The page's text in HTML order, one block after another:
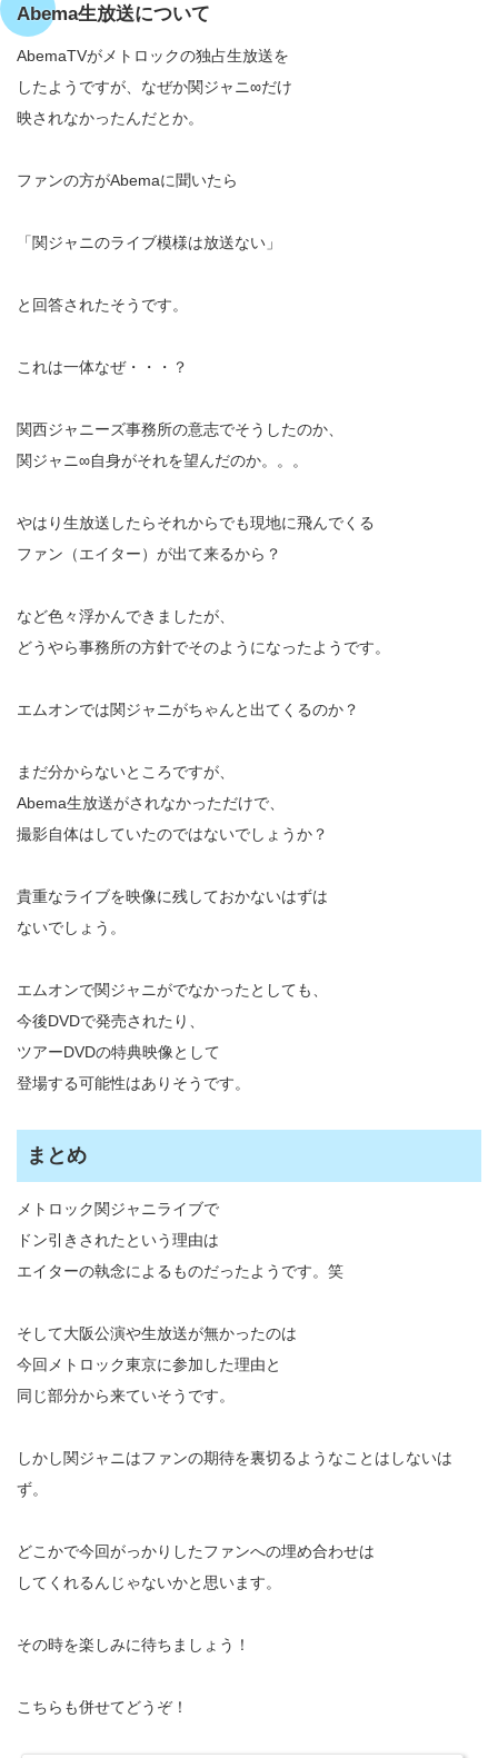
Abema生放送について
AbemaTVがメトロックの独占生放送を
したようですが、なぜか関ジャニ∞だけ
映されなかったんだとか。
ファンの方がAbemaに聞いたら
「関ジャニのライブ模様は放送ない」
と回答されたそうです。
これは一体なぜ・・・？
関西ジャニーズ事務所の意志でそうしたのか、
関ジャニ∞自身がそれを望んだのか。。。
やはり生放送したらそれからでも現地に飛んでくる
ファン（エイター）が出て来るから？
など色々浮かんできましたが、
どうやら事務所の方針でそのようになったようです。
エムオンでは関ジャニがちゃんと出てくるのか？
まだ分からないところですが、
Abema生放送がされなかっただけで、
撮影自体はしていたのではないでしょうか？
貴重なライブを映像に残しておかないはずは
ないでしょう。
エムオンで関ジャニがでなかったとしても、
今後DVDで発売されたり、
ツアーDVDの特典映像として
登場する可能性はありそうです。
まとめ
メトロック関ジャニライブで
ドン引きされたという理由は
エイターの執念によるものだったようです。笑
そして大阪公演や生放送が無かったのは
今回メトロック東京に参加した理由と
同じ部分から来ていそうです。
しかし関ジャニはファンの期待を裏切るようなことはしないは
ず。
どこかで今回がっかりしたファンへの埋め合わせは
してくれるんじゃないかと思います。
その時を楽しみに待ちましょう！
こちらも併せてどうぞ！